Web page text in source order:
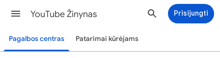
YouTube Žinynas Prisijungti
Pagalbos centras Patarimai kūrėjams